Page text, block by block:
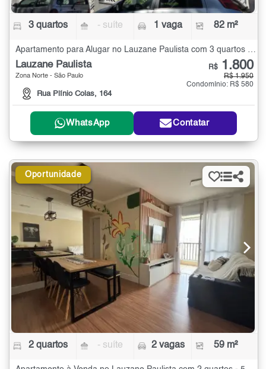
3 quartos - suíte 1 vaga 82 m²
Apartamento para Alugar no Lauzane Paulista com 3 quartos - 82 m²
Lauzane Paulista
Zona Norte - São Paulo
Rua Plínio Colas, 164
R$ 1.800
R$ 1.950
Condomínio: R$ 580
WhatsApp Contatar
Oportunidade
2 quartos - suíte 2 vagas 59 m²